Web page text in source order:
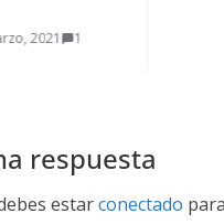
2021 1
respuesta
estarconectado